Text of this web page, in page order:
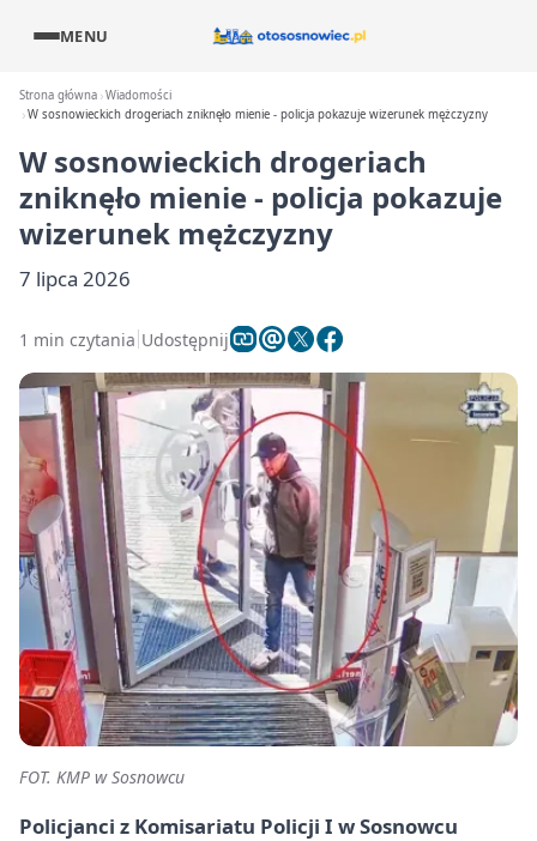
MENU
Strona główna Wiadomości
W sosnowieckich drogeriach zniknęło mienie - policja pokazuje wizerunek mężczyzny
W sosnowieckich drogeriach
zniknęło mienie - policja pokazuje
wizerunek mężczyzny
7 lipca 2026
1 min czytania Udostępnij
FOT. KMP w Sosnowcu
Policjanci z Komisariatu Policji I w Sosnowcu